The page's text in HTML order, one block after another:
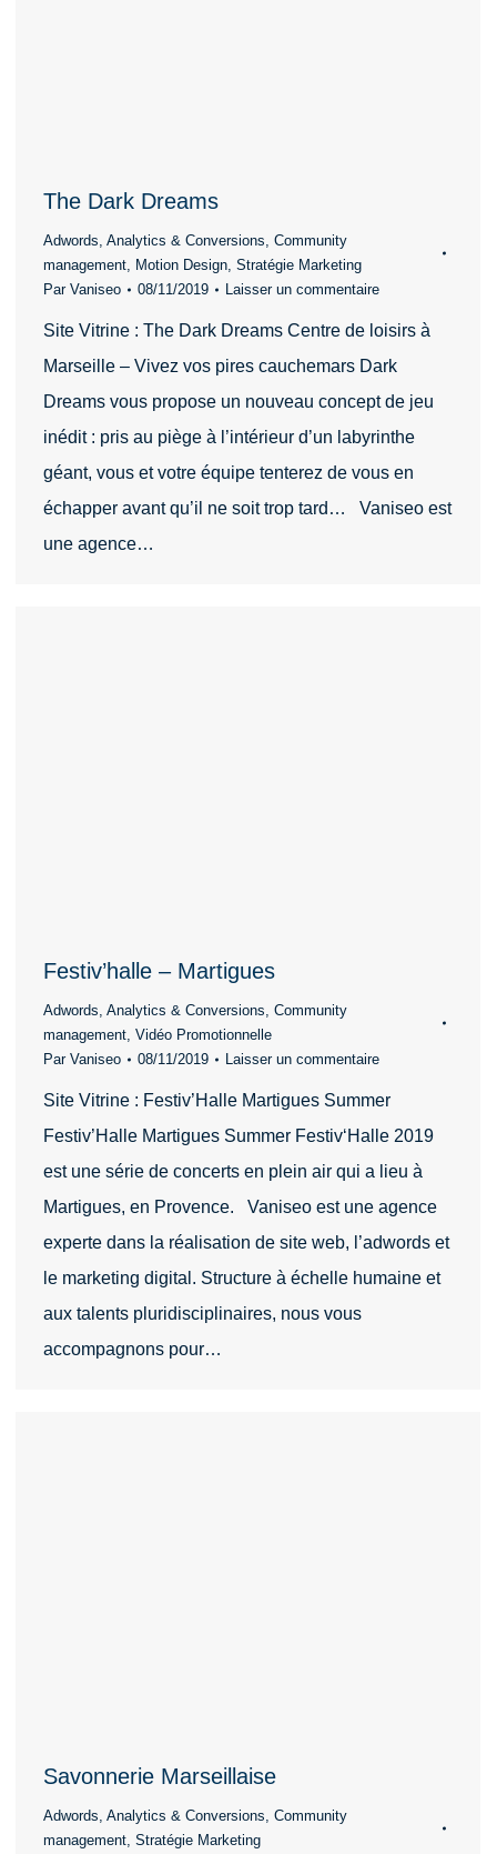
The Dark Dreams
Adwords, Analytics & Conversions, Community
management, Motion Design, Stratégie Marketing
Par Vaniseo 08/11/2019 Laisser un commentaire
Site Vitrine : The Dark Dreams Centre de loisirs à
Marseille – Vivez vos pires cauchemars Dark
Dreams vous propose un nouveau concept de jeu
inédit : pris au piège à l’intérieur d’un labyrinthe
géant, vous et votre équipe tenterez de vous en
échapper avant qu’il ne soit trop tard… Vaniseo est
une agence…
Festiv’halle – Martigues
Adwords, Analytics & Conversions, Community
management, Vidéo Promotionnelle
Par Vaniseo 08/11/2019 Laisser un commentaire
Site Vitrine : Festiv’Halle Martigues Summer
Festiv’Halle Martigues Summer Festiv‘Halle 2019
est une série de concerts en plein air qui a lieu à
Martigues, en Provence. Vaniseo est une agence
experte dans la réalisation de site web, l’adwords et
le marketing digital. Structure à échelle humaine et
aux talents pluridisciplinaires, nous vous
accompagnons pour…
Savonnerie Marseillaise
Adwords, Analytics & Conversions, Community
management, Stratégie Marketing